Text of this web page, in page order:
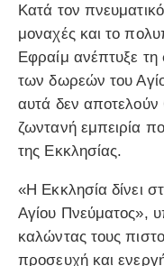
Κατά τον
μοναχές και το
Εφραίμ ανέπτυξε
των δωρεών του
αυτά δεν αποτελούν
ζωντανή εμπειρία
της Εκκλησίας.
«Η Εκκλησία δίνει
Αγίου Πνεύματος»,
καλώντας τους
προσευχή και